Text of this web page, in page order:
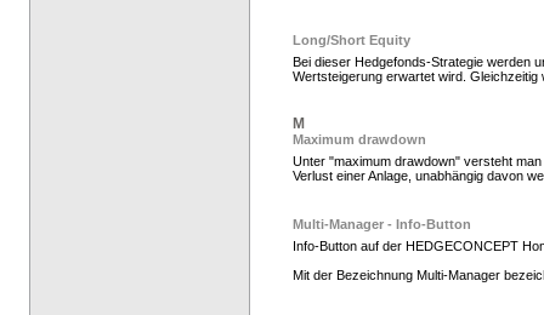
Long/Short Equity
Bei dieser Hedgefonds-Strategie werden
Wertsteigerung erwartet wird. Gleichzeitig
M
Maximum drawdown
Unter "maximum drawdown" versteht
Verlust einer Anlage, unabhängig davon
Multi-Manager - Info-Button
Info-Button auf der HEDGECONCEPT
Mit der Bezeichnung Multi-Manager